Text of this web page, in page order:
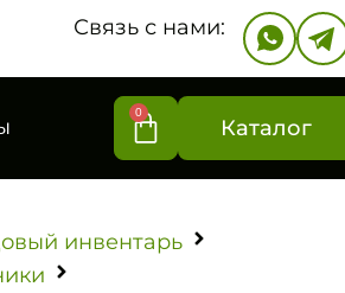
Связь с нами:
0
Каталог
инвентарь